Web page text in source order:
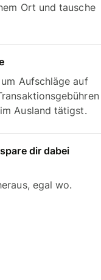
Ort und tausche
Aufschläge auf
Ausland tätigst.
dir dabei
egal wo.